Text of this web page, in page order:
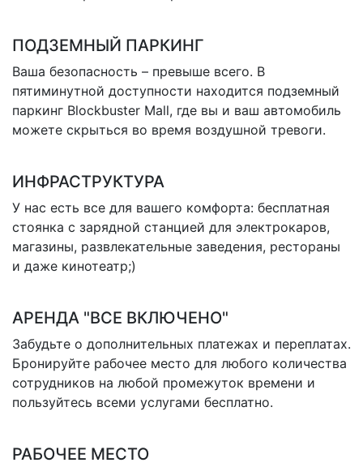
ПОДЗЕМНЫЙ ПАРКИНГ
Ваша безопасность – превыше всего. В
пятиминутной доступности находится подземный
паркинг Blockbuster Mall, где вы и ваш автомобиль
можете скрыться во время воздушной тревоги.
ИНФРАСТРУКТУРА
У нас есть все для вашего комфорта: бесплатная
стоянка с зарядной станцией для электрокаров,
магазины, развлекательные заведения, рестораны
и даже кинотеатр;)
АРЕНДА "ВСЕ ВКЛЮЧЕНО"
Забудьте о дополнительных платежах и переплатах.
Бронируйте рабочее место для любого количества
сотрудников на любой промежуток времени и
пользуйтесь всеми услугами бесплатно.
РАБОЧЕЕ МЕСТО